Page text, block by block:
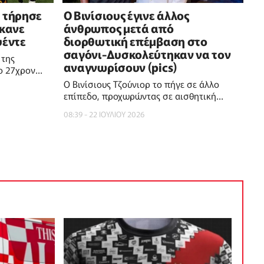
27χρονος
Ο Βινίσιους έγινε άλλος
άνθρωπος μετά από
διορθωτική επέμβαση στο
σαγόνι-Δυσκολεύτηκαν να τον
αναγνωρίσουν (pics)
Ο Βινίσιους Τζούνιορ το πήγε σε άλλο
επίπεδο, προχωρώντας σε αισθητική
08:39 - 22 ΙΟΥΛΙΟΥ 2026